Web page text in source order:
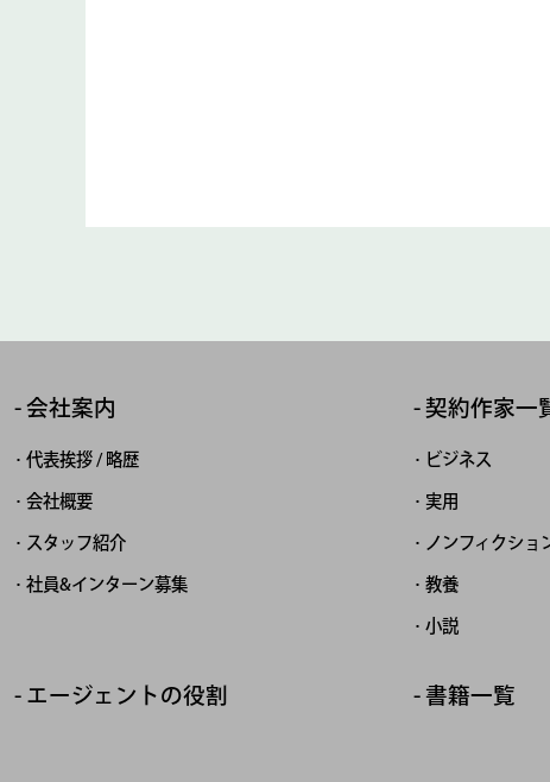
会社案内
代表挨拶 / 略歴
会社概要
スタッフ紹介
社員&インターン募集
契約作家一
ビジネス
実用
ノンフィクショ
教養
小説
エージェントの役割 書籍一覧